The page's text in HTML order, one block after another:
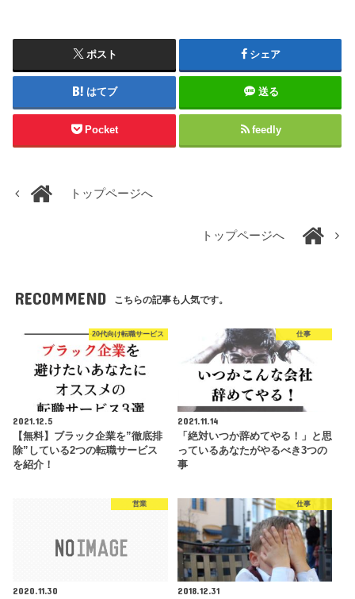
ポスト シェア
はてブ 送る
Pocket feedly
トップページへ
トップページへ
RECOMMEND こちらの記事も人気です。
20代向け転職サービス
2021.12.5
【無料】ブラック企業を”徹底排
除”している2つの転職サービス
を紹介！
仕事
2021.11.14
「絶対いつか辞めてやる！」と思
っているあなたがやるべき3つの
事
営業
2020.11.30
仕事
2018.12.31